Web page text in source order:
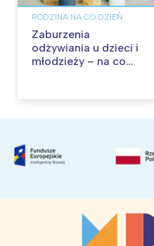
RODZINA NA CO DZIEŃ
Zaburzenia
odżywiania u dzieci i
młodzieży – na co